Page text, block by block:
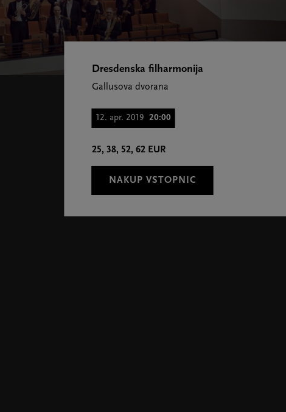
Dresdenska filharmonija
Gallusova dvorana
12. apr. 2019 20:00
25, 38, 52, 62 EUR
NAKUP VSTOPNIC